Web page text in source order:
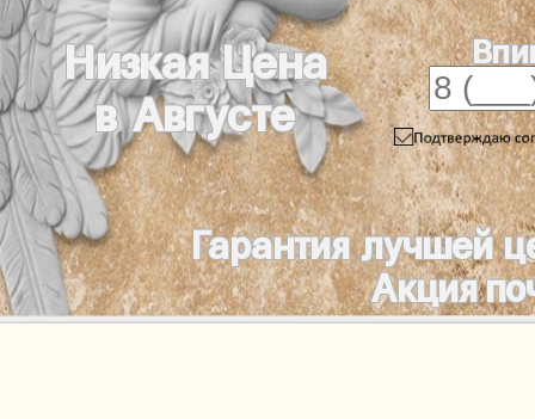
Низкая Цена
в Августе
Гарантия лучшей
Акция